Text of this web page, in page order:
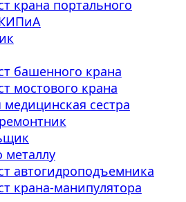
крана портального
башенного крана
мостового крана
сестра
металлу
автогидроподъемника
крана-манипулятора